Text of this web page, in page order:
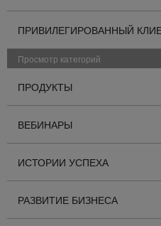
ПРИВИЛЕГИРОВАННЫЙ
Просмотр категорий
ПРОДУКТЫ
ВЕБИНАРЫ
ИСТОРИИ УСПЕХА
РАЗВИТИЕ БИЗНЕСА